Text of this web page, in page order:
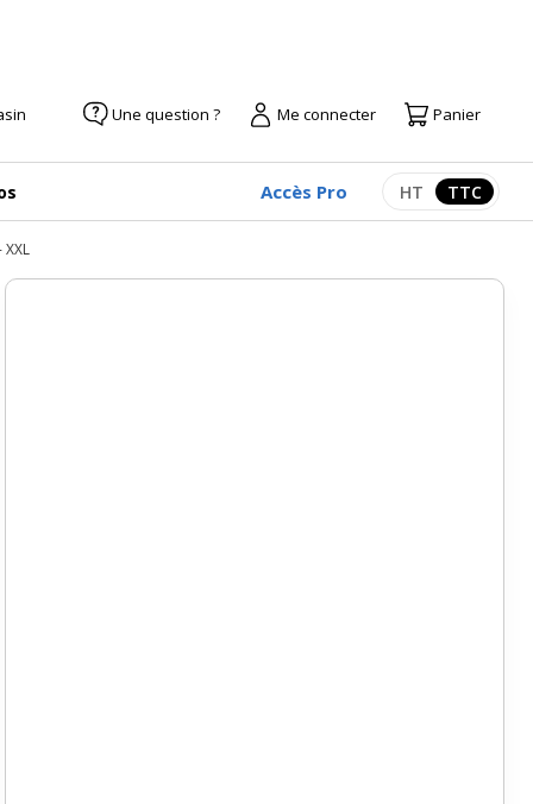
Une question ? Me connecter Panier
Accès Pro Afficher les
HT TTC